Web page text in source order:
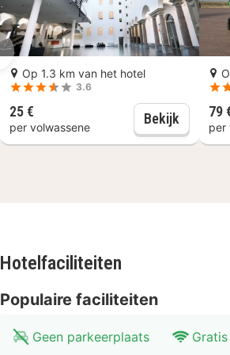
Op 1.3 km van het hotel
3.6
25 €
per volwassene
Bekijk 79
per
Hotelfaciliteiten
Populaire faciliteiten
Geen parkeerplaats